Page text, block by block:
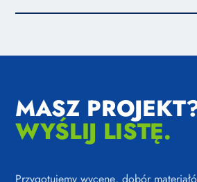
MASZ
WYŚLIJ LISTĘ.
Przygotujemy wycenę, dobór